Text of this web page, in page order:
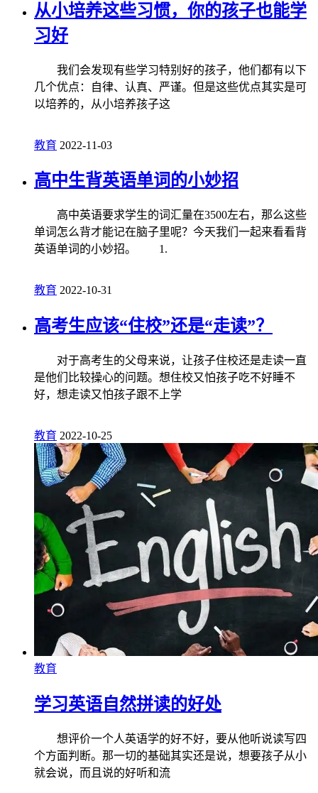
从小培养这些习惯，你的孩子也能学
习好
我们会发现有些学习特别好的孩子，他们都有以下
几个优点：自律、认真、严谨。但是这些优点其实是可
以培养的，从小培养孩子这
教育 2022-11-03
高中生背英语单词的小妙招
高中英语要求学生的词汇量在3500左右，那么这些
单词怎么背才能记在脑子里呢？今天我们一起来看看背
英语单词的小妙招。 1.
教育 2022-10-31
高考生应该“住校”还是“走读”？
对于高考生的父母来说，让孩子住校还是走读一直
是他们比较操心的问题。想住校又怕孩子吃不好睡不
好，想走读又怕孩子跟不上学
教育 2022-10-25
教育
学习英语自然拼读的好处
想评价一个人英语学的好不好，要从他听说读写四
个方面判断。那一切的基础其实还是说，想要孩子从小
就会说，而且说的好听和流